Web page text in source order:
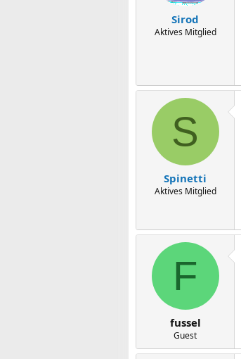
Sirod
Aktives Mitglied
S
Spinetti
Aktives Mitglied
F
fussel
Guest